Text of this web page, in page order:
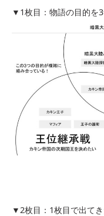
▼1枚目：物語の目的を3
▼2枚目：1枚目で出て